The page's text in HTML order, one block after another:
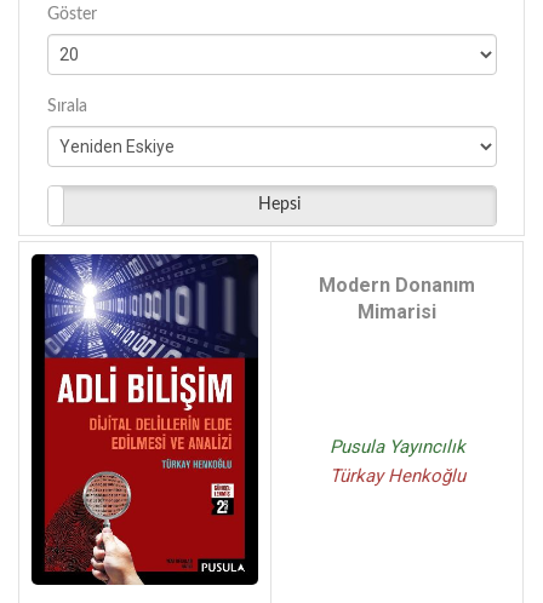
Göster
Sırala
Hepsi
Modern Donanım
Mimarisi
Pusula Yayıncılık
Türkay Henkoğlu